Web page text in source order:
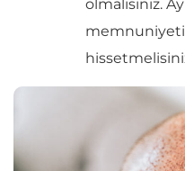
olmalısınız.